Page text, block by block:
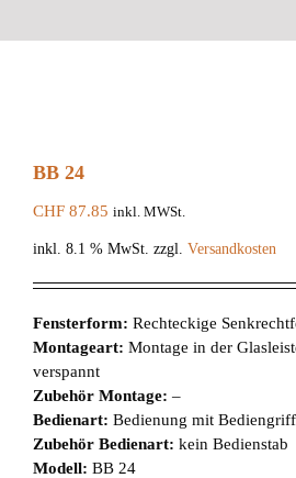
BB 24
CHF 87.85 inkl. MWSt.
inkl. 8.1 % MwSt. zzgl. Versandkosten
Fensterform: Rechteckige
Montageart: Montage in der
verspannt
Zubehör Montage: –
Bedienart: Bedienung mit Bediengriff
Zubehör Bedienart: kein Bedienstab
Modell: BB 24